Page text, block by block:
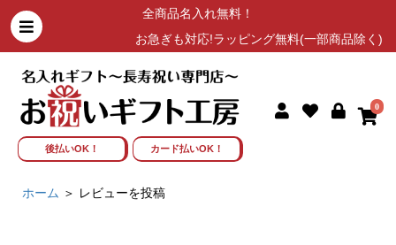
全商品名入れ無料！
お急ぎも対応!ラッピング無料(一部商品除く)
後払いOK！ カード払いOK！
0
ホーム レビューを投稿